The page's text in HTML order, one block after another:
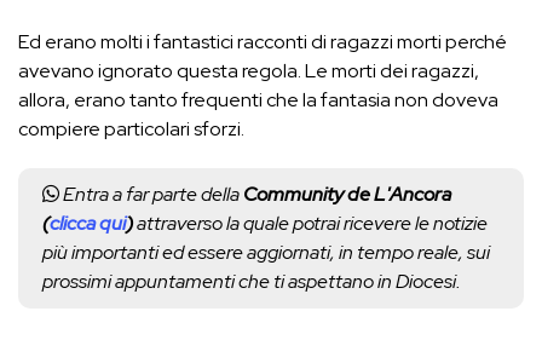
Ed erano molti i fantastici racconti di ragazzi morti perché
avevano ignorato questa regola. Le morti dei ragazzi,
allora, erano tanto frequenti che la fantasia non doveva
compiere particolari sforzi.
Entra a far parte dellaCommunity de L'Ancora
(clicca qui)attraverso la quale potrai ricevere le notizie
più importanti ed essere aggiornati, in tempo reale, sui
prossimi appuntamenti che ti aspettano in Diocesi.